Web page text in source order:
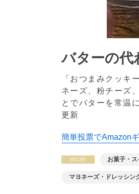
バターの代
「おつまみクッキ
ネーズ、粉チーズ
とでバターを常温
更新
簡単投票でAmazon
お菓子・ス
マヨネーズ・ドレッシン